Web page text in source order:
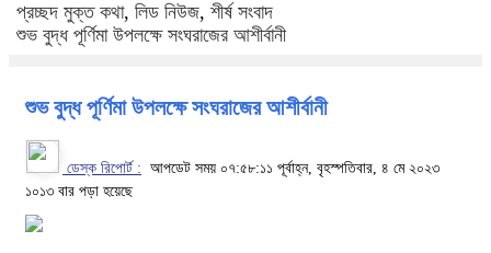
প্রচ্ছদ মুক্ত কথা, লিড নিউজ, শীর্ষ সংবাদ
শুভ বুদ্ধ পূর্ণিমা উপলক্ষে সংঘরাজের আশীর্বানী
শুভ বুদ্ধ পূর্ণিমা উপলক্ষে সংঘরাজের আশীর্বানী
ডেস্ক রিপোর্ট : আপডেট সময় ০৭:৫৮:১১ পূর্বাহ্ন, বৃহস্পতিবার, ৪ মে ২০২৩
১০১৩ বার পড়া হয়েছে